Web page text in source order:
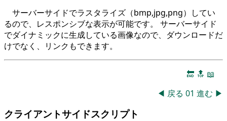
サーバーサイドでラスタライズ（bmp,jpg,png）してい
るので、レスポンシブな表示が可能です。 サーバーサイド
でダイナミックに生成している画像なので、ダウンロードだ
けでなく、リンクもできます。
🔚 🔝 📖
◀ 戻る 01 進む ▶
クライアントサイドスクリプト